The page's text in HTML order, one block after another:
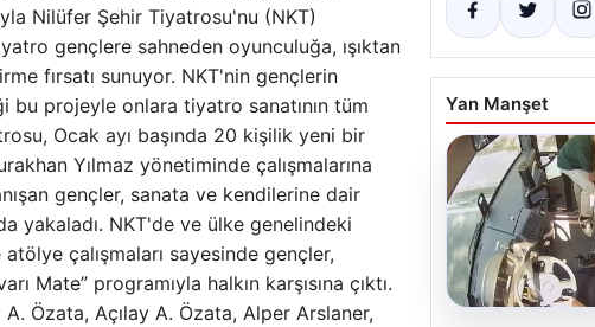
Nilüfer Şehir Tiyatrosu'nu (NKT)
gençlere sahneden oyunculuğa, ışıktan
fırsatı sunuyor. NKT'nin gençlerin
projeyle onlara tiyatro sanatının tüm
Ocak ayı başında 20 kişilik yeni bir
Yılmaz yönetiminde çalışmalarına
gençler, sanata ve kendilerine dair
yakaladı. NKT'de ve ülke genelindeki
çalışmaları sayesinde gençler,
Mate” programıyla halkın karşısına çıktı.
Özata, Açılay A. Özata, Alper Arslaner,
Yan Manşet